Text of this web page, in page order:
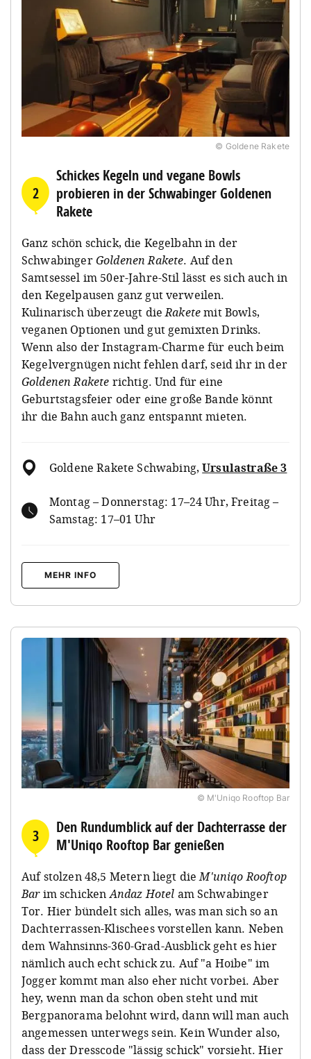
© Goldene Rakete
2
Schickes Kegeln und vegane Bowls
probieren in der Schwabinger Goldenen
Rakete
Ganz schön schick, die Kegelbahn in der
SchwabingerGoldenen Rakete. Auf den
Samtsessel im 50er-Jahre-Stil lässt es sich auch in
den Kegelpausen ganz gut verweilen.
Kulinarisch überzeugt dieRaketemit Bowls,
veganen Optionen und gut gemixten Drinks.
Wenn also der Instagram-Charme für euch beim
Kegelvergnügen nicht fehlen darf, seid ihr in der
Goldenen Rakete richtig. Und für eine
Geburtstagsfeier oder eine große Bande könnt
ihr die Bahn auch ganz entspannt mieten.
Goldene Rakete Schwabing,Ursulastraße 3
Montag – Donnerstag: 17–24 Uhr, Freitag –
Samstag: 17–01 Uhr
MEHR INFO
© M'Uniqo Rooftop Bar
3
Den Rundumblick auf der Dachterrasse der
M'Uniqo Rooftop Bar genießen
Auf stolzen 48,5 Metern liegt dieM'uniqo Rooftop
Barim schickenAndaz Hotel am Schwabinger
Tor. Hier bündelt sich alles, was man sich so an
Dachterrassen-Klischees vorstellen kann. Neben
dem Wahnsinns-360-Grad-Ausblick geht es hier
nämlich auch echt schick zu. Auf "a Hoibe" im
Jogger kommt man also eher nicht vorbei. Aber
hey, wenn man da schon oben steht und mit
Bergpanorama belohnt wird, dann will man auch
angemessen unterwegs sein. Kein Wunder also,
dass der Dresscode "lässig schick" vorsieht. Hier